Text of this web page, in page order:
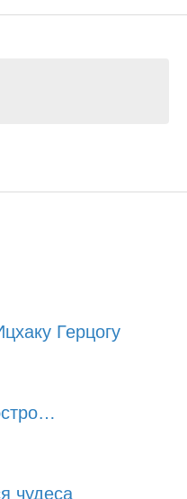
Герцогу
чудеса